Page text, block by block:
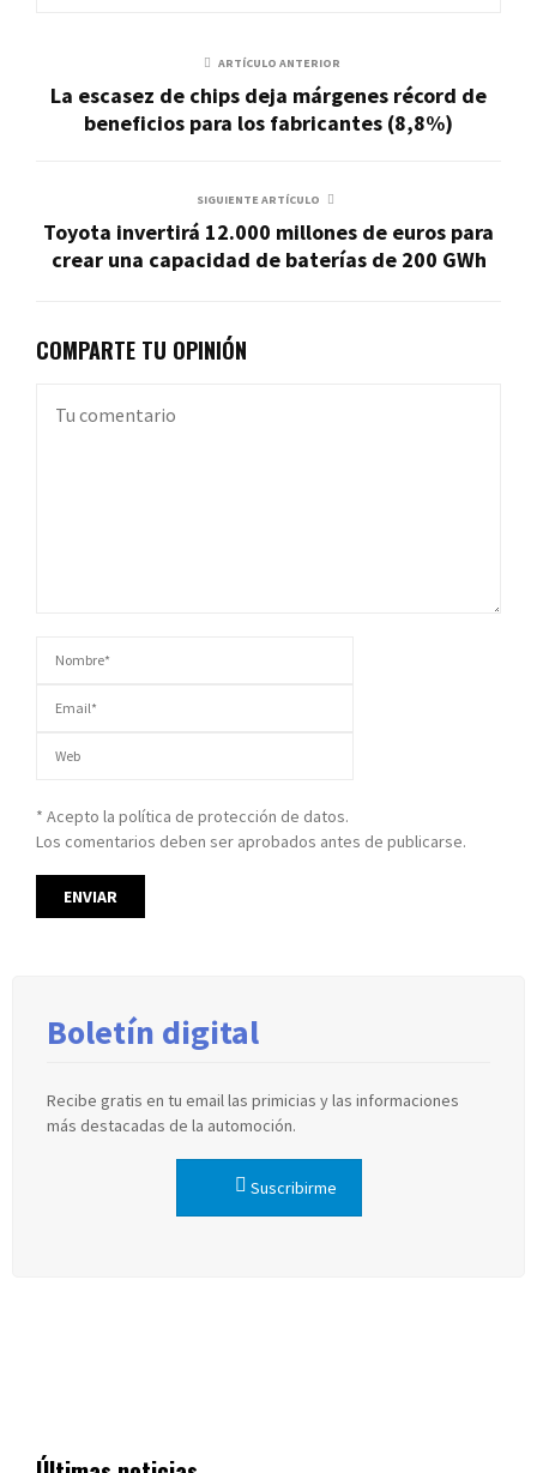
ARTÍCULO ANTERIOR
La escasez de chips deja márgenes récord de
beneficios para los fabricantes (8,8%)
SIGUIENTE ARTÍCULO
Toyota invertirá 12.000 millones de euros para
crear una capacidad de baterías de 200 GWh
COMPARTE TU OPINIÓN
* Acepto la política de protección de datos.
Los comentarios deben ser aprobados antes de publicarse.
Boletín digital
Recibe gratis en tu email las primicias y las informaciones
más destacadas de la automoción.
Suscribirme